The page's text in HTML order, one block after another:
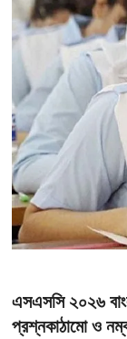
এসএসসি ২০২৬
প্রশ্নকাঠামো ও